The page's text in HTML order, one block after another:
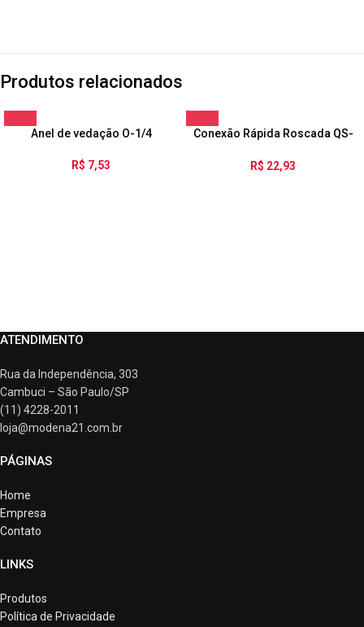
Produtos relacionados
Anel de vedação O-1/4
R$ 7,53
Conexão Rápida Roscada QS-
R$ 22,93
ATENDIMENTO
Rua da Independência, 303
Cambuci – São Paulo/SP
(11) 4228-2011
loja@modena21.com.br
PÁGINAS
Home
Empresa
Contato
LINKS
Produtos
Política de Privacidade